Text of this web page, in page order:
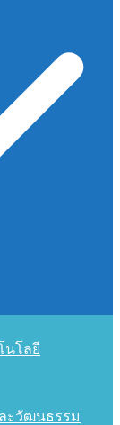
นโลยี
ะวัฒนธรรม